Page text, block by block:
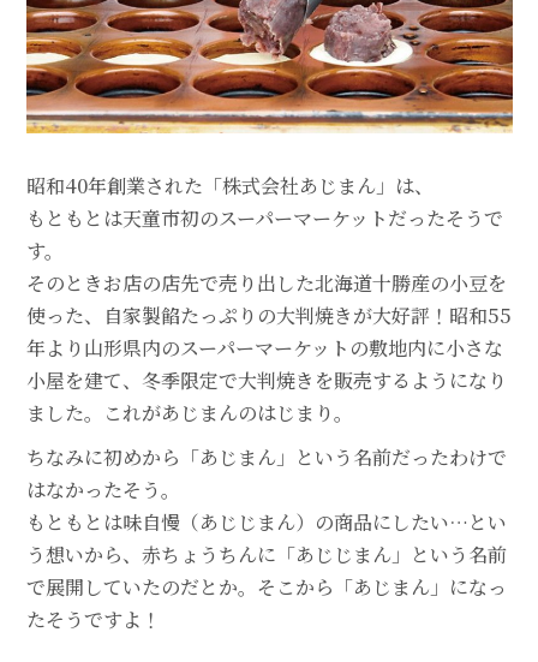
昭和40年創業された「株式会社あじまん」は、
もともとは天童市初のスーパーマーケットだったそうで
す。
そのときお店の店先で売り出した北海道十勝産の小豆を
使った、自家製餡たっぷりの大判焼きが大好評！昭和55
年より山形県内のスーパーマーケットの敷地内に小さな
小屋を建て、冬季限定で大判焼きを販売するようになり
ました。これがあじまんのはじまり。
ちなみに初めから「あじまん」という名前だったわけで
はなかったそう。
もともとは味自慢（あじじまん）の商品にしたい…とい
う想いから、赤ちょうちんに「あじじまん」という名前
で展開していたのだとか。そこから「あじまん」になっ
たそうですよ！